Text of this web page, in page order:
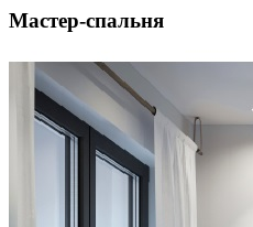
Мастер-спальня